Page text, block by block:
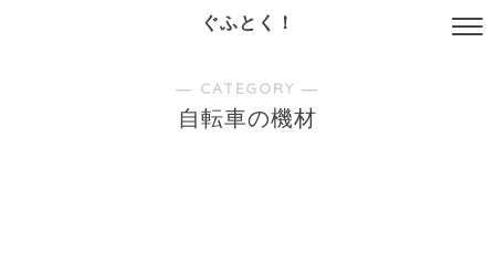
ぐふとく！
― CATEGORY ―
自転車の機材